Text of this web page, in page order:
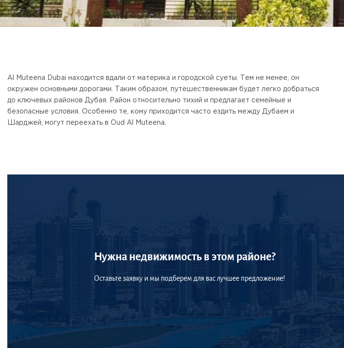
Al Muteena Dubai находится вдали от материка и городской суеты. Тем не менее, он
окружен основными дорогами. Таким образом, путешественникам будет легко добраться
до ключевых районов Дубая. Район относительно тихий и предлагает семейные и
безопасные условия. Особенно те, кому приходится часто ездить между Дубаем и
Шарджей, могут переехать в Oud Al Muteena.
Нужна недвижимость в этом районе?
Оставьте заявку и мы подберем для вас лучшее предложение!